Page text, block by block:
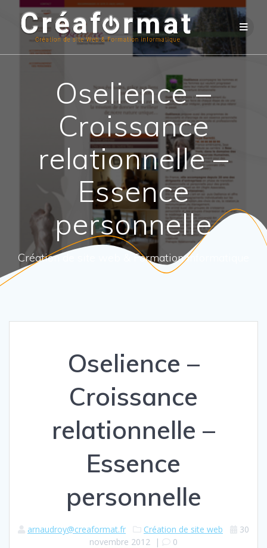
Oselience –
Croissance
relationnelle –
Essence
personnelle
Création de site web & Formation informatique
Oselience –
Croissance
relationnelle –
Essence
personnelle
arnaudroy@creaformat.fr Création de site web
30
novembre 2012 | 0